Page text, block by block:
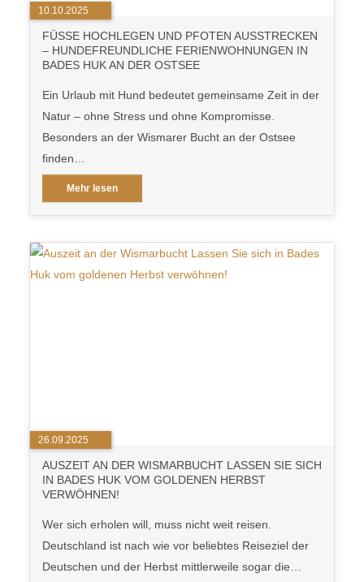
10.10.2025
FÜSSE HOCHLEGEN UND PFOTEN AUSSTRECKEN –
HUNDEFREUNDLICHE FERIENWOHNUNGEN IN B
ADES HUK AN DER OSTSEE
Ein Urlaub mit Hund bedeutet gemeinsame Zeit in der
Natur – ohne Stress und ohne Kompromisse.
Besonders an der Wismarer Bucht an der Ostsee
finden…
Mehr lesen
26.09.2025
AUSZEIT AN DER WISMARBUCHT LASSEN SIE SICH
IN BADES HUK VOM GOLDENEN HERBST
VERWÖHNEN!
Wer sich erholen will, muss nicht weit reisen.
Deutschland ist nach wie vor beliebtes Reiseziel der
Deutschen und der Herbst mittlerweile sogar die…